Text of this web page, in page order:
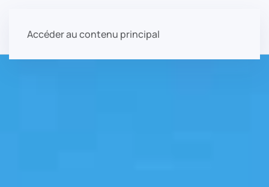
Accéder au contenu principal